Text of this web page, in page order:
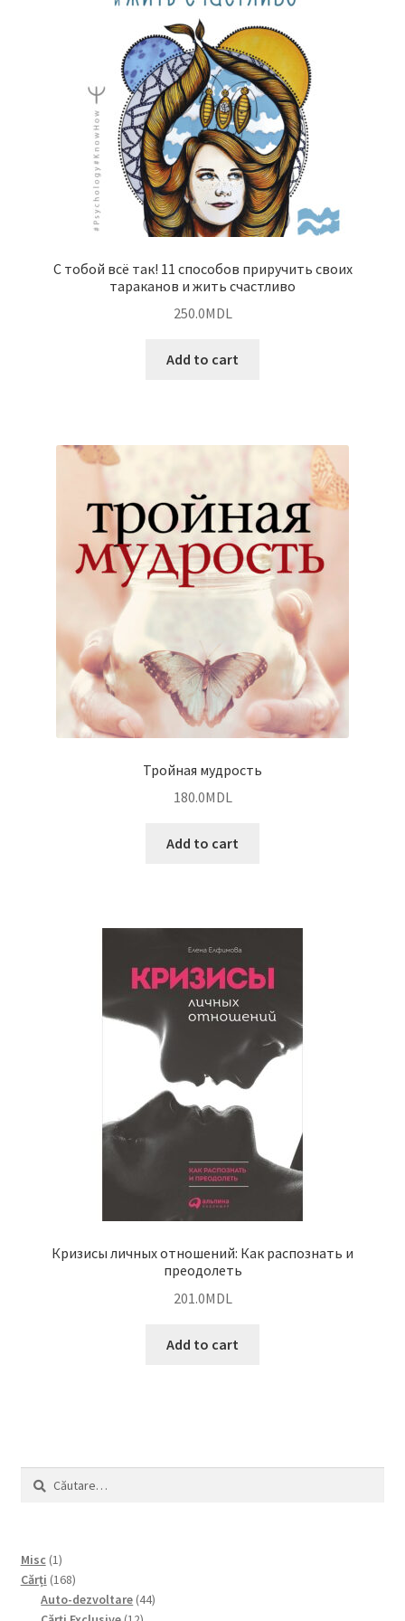
С тобой всё так! 11 способов приручить своих
тараканов и жить счастливо
250.0MDL
Add to cart
Тройная мудрость
180.0MDL
Add to cart
Кризисы личных отношений: Как распознать и
преодолеть
201.0MDL
Add to cart
Caută
după:
Misc 11
product
Cărți 168168
products
Auto-dezvoltare 4444